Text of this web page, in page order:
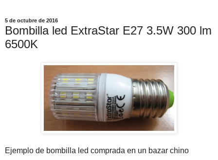
5 de octubre de 2016
Bombilla led ExtraStar E27 3.5W 300 lm
6500K
Ejemplo de bombilla led comprada en un bazar chino